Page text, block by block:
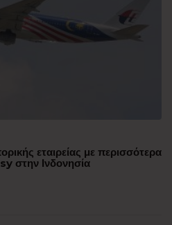
εταιρείας με περισσότερα
στην Ινδονησία